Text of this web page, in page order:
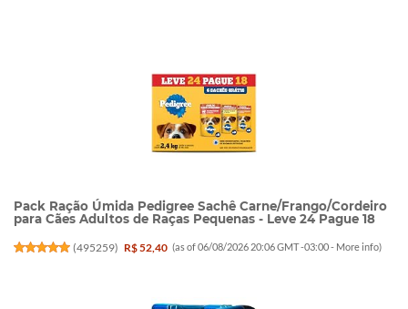
Pack Ração Úmida Pedigree Sachê Carne/Frango/Cordeiro
para Cães Adultos de Raças Pequenas - Leve 24 Pague 18
(495259) R$ 52,40 (as of 06/08/2026 20:06 GMT -03:00 - More info)